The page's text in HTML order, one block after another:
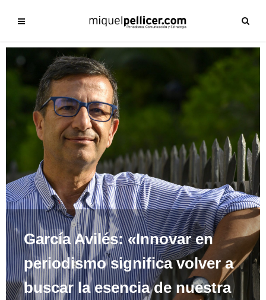
García Avilés: «Innovar en
periodismo significa volver a
buscar la esencia de nuestra